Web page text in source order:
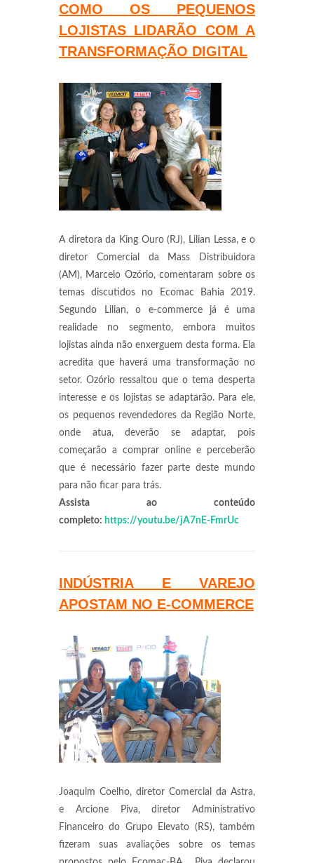
COMO OS PEQUENOS
LOJISTAS LIDARÃO COM A
TRANSFORMAÇÃO DIGITAL
A diretora da King Ouro (RJ), Lilian Lessa, e o
diretor Comercial da Mass Distribuidora
(AM), Marcelo Ozório, comentaram sobre os
temas discutidos no Ecomac Bahia 2019.
Segundo Lilian, o e-commerce já é uma
realidade no segmento, embora muitos
lojistas ainda não enxerguem desta forma. Ela
acredita que haverá uma transformação no
setor. Ozório ressaltou que o tema desperta
interesse e os lojistas se adaptarão. Para ele,
os pequenos revendedores da Região Norte,
onde atua, deverão se adaptar, pois
começarão a comprar online e perceberão
que é necessário fazer parte deste mundo
para não ficar para trás.
Assista ao conteúdo
completo: https://youtu.be/jA7nE-FmrUc
INDÚSTRIA E VAREJO
APOSTAM NO E-COMMERCE
Joaquim Coelho, diretor Comercial da Astra,
e Arcione Piva, diretor Administrativo
Financeiro do Grupo Elevato (RS), também
fizeram suas avaliações sobre os temas